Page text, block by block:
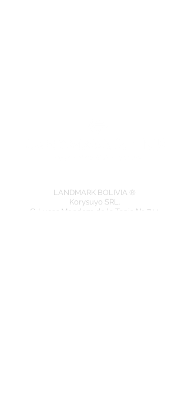
LANDMARK BOLIVIA ®
Korysuyo SRL.
C. Lucas Mendoza de la Tapia Nr. 744